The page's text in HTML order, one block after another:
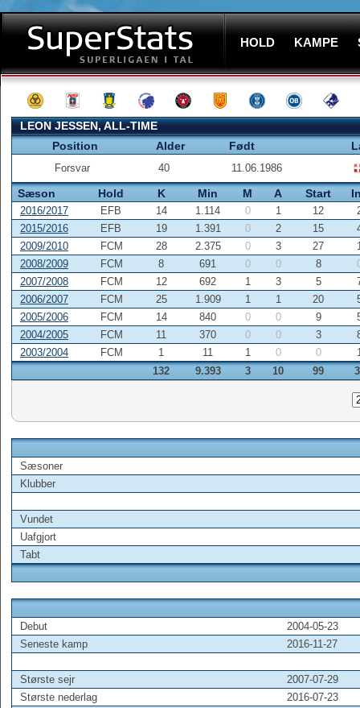
HOLD KAMPE
LEON JESSEN, ALL-TIME
Position
Alder Født
Forsvar 40 11.06.1986
Sæson Hold K Min M A Start
2016/2017 EFB 14 1.114 0 1 12
2015/2016
EFB 19 1.391 0 2 15
2009/2010
FCM 28 2.375 0 3 27
2008/2009
FCM 8 691 0 0 8
2007/2008
FCM 12 692 1 3 5
2006/2007
FCM 25 1.909 1 1 20
2005/2006
FCM 14 840 0 0 9
2004/2005
FCM 11 370 0 0 3
2003/2004
FCM 1 11 1 0 0
132
9.393 3 10 99
Sæsoner
Klubber
Vundet
Uafgjort
Tabt
Debut
2004-05-23
Seneste kamp
2016-11-27
Største sejr
2007-07-29
Største nederlag
2016-07-23